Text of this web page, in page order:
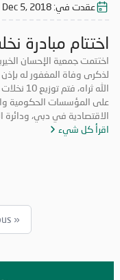
عقدت في: Dec 5, 2018
اختتام مبادرة
اختتمت جمعية الإحسان
لذكرى وفاة المغفور له
على المؤسسات الحكومية
الاقتصادية في دبي،
اقرأ كل شيء
« Previous